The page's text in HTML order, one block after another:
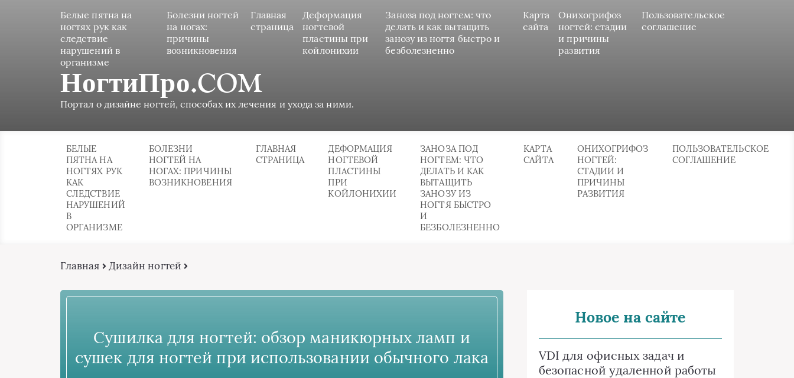
Белые пятна на
ногтях рук как
следствие
нарушений в
организме
Болезни ногтей
на ногах:
причины
возникновения
Главная
страница
Деформация
ногтевой
пластины при
койлонихии
Заноза под ногтем: что
делать и как вытащить
занозу из ногтя быстро и
безболезненно
Карта
сайта
Онихогрифоз
ногтей: стадии
и причины
развития
Пользовательское
соглашение
НогтиПро.COM
Портал о дизайне ногтей, способах их лечения и ухода за ними.
БЕЛЫЕ
ПЯТНА НА
НОГТЯХ РУК
КАК
СЛЕДСТВИЕ
НАРУШЕНИЙ
В
ОРГАНИЗМЕ
БОЛЕЗНИ
НОГТЕЙ НА
НОГАХ: ПРИЧИНЫ
ВОЗНИКНОВЕНИЯ
ГЛАВНАЯ
СТРАНИЦА
ДЕФОРМАЦИЯ
НОГТЕВОЙ
ПЛАСТИНЫ
ПРИ
КОЙЛОНИХИИ
ЗАНОЗА ПОД
НОГТЕМ: ЧТО
ДЕЛАТЬ И КАК
ВЫТАЩИТЬ
ЗАНОЗУ ИЗ
НОГТЯ БЫСТРО
И
БЕЗБОЛЕЗНЕННО
КАРТА
САЙТА
ОНИХОГРИФОЗ
НОГТЕЙ:
СТАДИИ И
ПРИЧИНЫ
РАЗВИТИЯ
ПОЛЬЗОВАТЕЛЬСКОЕ
СОГЛАШЕНИЕ
Главная Дизайн ногтей
Сушилка для ногтей: обзор маникюрных ламп и
сушек для ногтей при использовании обычного лака
Новое на сайте
VDI для офисных задач и
безопасной удаленной работы